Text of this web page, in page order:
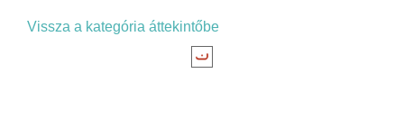
Vissza a kategória áttekintőbe